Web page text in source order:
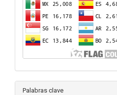
Palabras clave